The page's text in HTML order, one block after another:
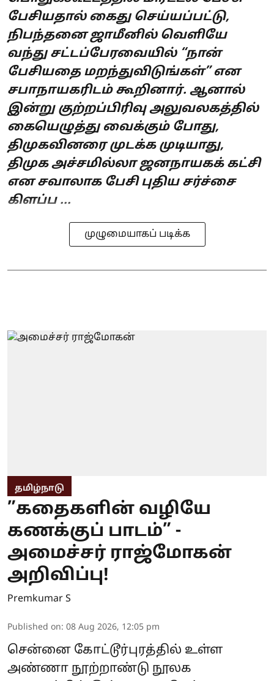
பேசியதால் கைது செய்யப்பட்டு,
நிபந்தனை ஜாமீனில் வெளியே
வந்து சட்டப்பேரவையில் “நான்
பேசியதை மறந்துவிடுங்கள்” என
சபாநாயகரிடம் கூறினார். ஆனால்
இன்று குற்றப்பிரிவு அலுவலகத்தில்
கையெழுத்து வைக்கும் போது,
திமுகவினரை முடக்க முடியாது,
திமுக அச்சமில்லா ஜனநாயகக் கட்சி
என சவாலாக பேசி புதிய சர்ச்சை
கிளப்ப ...
முழுமையாகப் படிக்க
தமிழ்நாடு
”கதைகளின் வழியே
கணக்குப் பாடம்” -
அமைச்சர் ராஜ்மோகன்
அறிவிப்பு!
Premkumar S
Published on: 08 Aug 2026, 12:05 pm
சென்னை கோட்டூர்புரத்தில் உள்ள
அண்ணா நூற்றாண்டு நூலக